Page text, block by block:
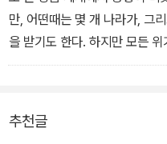
만, 어떤때는 몇 개 나라가, 그
을 받기도 한다. 하지만 모든
다. 그 과정이 비슷하 게 탐욕
추천글